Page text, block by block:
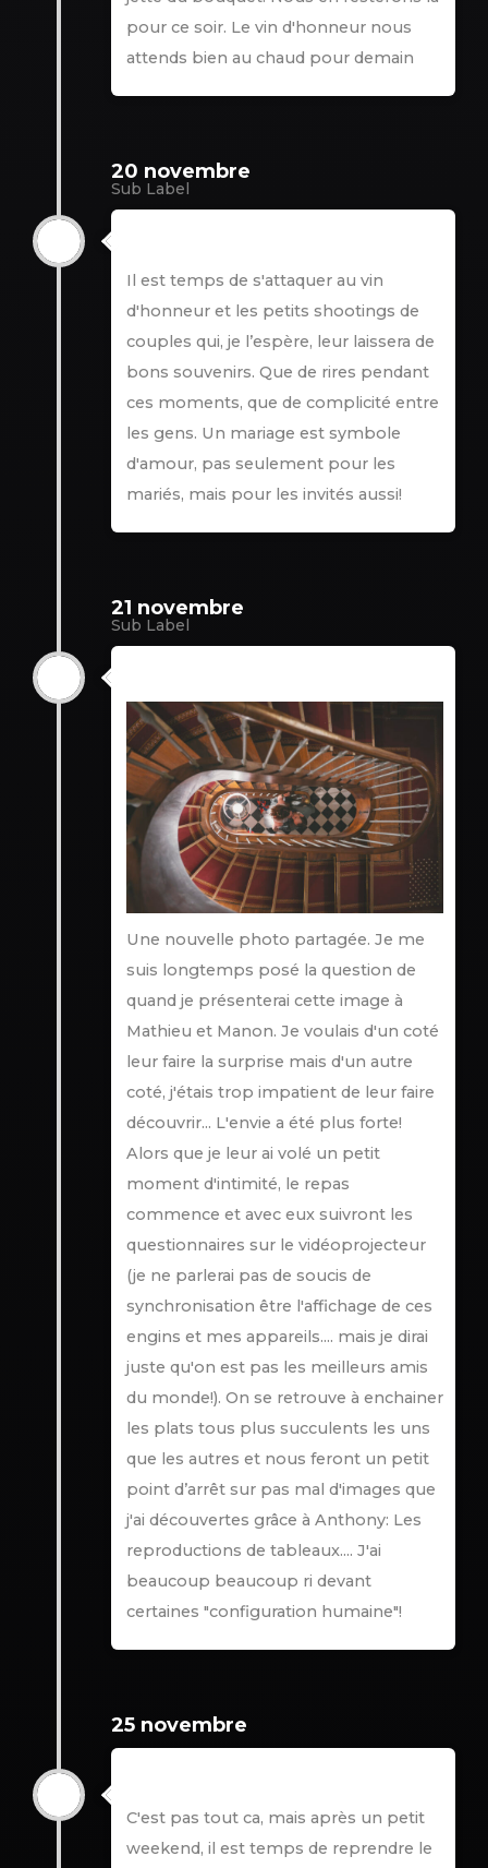
pour ce soir. Le vin d'honneur nous
attends bien au chaud pour demain
20 novembre
Sub Label
Il est temps de s'attaquer au vin
d'honneur et les petits shootings de
couples qui, je l’espère, leur laissera de
bons souvenirs. Que de rires pendant
ces moments, que de complicité entre
les gens. Un mariage est symbole
d'amour, pas seulement pour les
mariés, mais pour les invités aussi!
21 novembre
Sub Label
Une nouvelle photo partagée. Je me
suis longtemps posé la question de
quand je présenterai cette image à
Mathieu et Manon. Je voulais d'un coté
leur faire la surprise mais d'un autre
coté, j'étais trop impatient de leur faire
découvrir... L'envie a été plus forte!
Alors que je leur ai volé un petit
moment d'intimité, le repas
commence et avec eux suivront les
questionnaires sur le vidéoprojecteur
(je ne parlerai pas de soucis de
synchronisation être l'affichage de ces
engins et mes appareils.... mais je dirai
juste qu'on est pas les meilleurs amis
du monde!). On se retrouve à enchainer
les plats tous plus succulents les uns
que les autres et nous feront un petit
point d’arrêt sur pas mal d'images que
j'ai découvertes grâce à Anthony: Les
reproductions de tableaux.... J'ai
beaucoup beaucoup ri devant
certaines "configuration humaine"!
25 novembre
C'est pas tout ca, mais après un petit
weekend, il est temps de reprendre le